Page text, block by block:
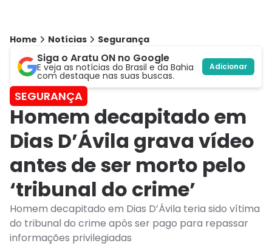
Home Notícias Segurança
Siga o Aratu ON no Google
E veja as notícias do Brasil e da Bahia
com destaque nas suas buscas.
Adicionar
SEGURANÇA
Homem decapitado em
Dias D’Ávila grava vídeo
antes de ser morto pelo
‘tribunal do crime’
Homem decapitado em Dias D’Ávila teria sido vítima
do tribunal do crime após ser pago para repassar
informações privilegiadas